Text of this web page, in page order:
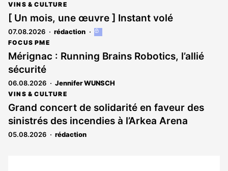
VINS & CULTURE
[ Un mois, une œuvre ] Instant volé
07.08.2026 rédaction
Cet
est
réservé
abonnés
FOCUS PME
Mérignac : Running Brains Robotics, l’allié
sécurité
06.08.2026 Jennifer WUNSCH
VINS & CULTURE
Grand concert de solidarité en faveur des
sinistrés des incendies à l’Arkea Arena
05.08.2026 rédaction